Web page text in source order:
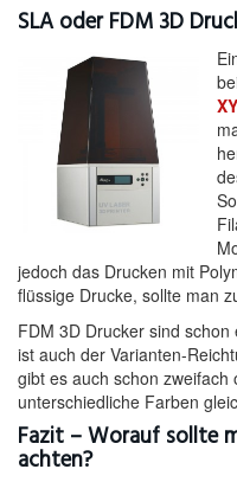
SLA oder FDM 3D
jedoch das Drucken mit
flüssige Drucke, sollte man
FDM 3D Drucker sind
ist auch der Varianten-
gibt es auch schon
unterschiedliche Farben
Fazit – Worauf sollte
achten?